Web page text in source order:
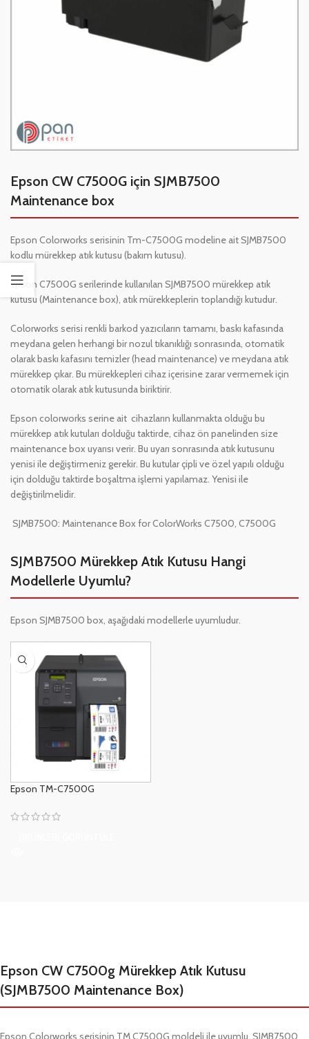
Epson CW C7500G için SJMB7500
Maintenance box
Epson Colorworks serisinin Tm-C7500G modeline ait SJMB7500
kodlu mürekkep atık kutusu (bakım kutusu).
Epson C7500G serilerinde kullanılan SJMB7500 mürekkep atık
kutusu (Maintenance box), atık mürekkeplerin toplandığı kutudur.
Colorworks serisi renkli barkod yazıcıların tamamı, baskı kafasında
meydana gelen herhangi bir nozul tıkanıklığı sonrasında, otomatik
olarak baskı kafasını temizler (head maintenance) ve meydana atık
mürekkep çıkar. Bu mürekkepleri cihaz içerisine zarar vermemek için
otomatik olarak atık kutusunda biriktirir.
Epson colorworks serine ait cihazların kullanmakta olduğu bu
mürekkep atık kutuları dolduğu taktirde, cihaz ön panelinden size
maintenance box uyarısı verir. Bu uyarı sonrasında atık kutusunu
yenisi ile değiştirmeniz gerekir. Bu kutular çipli ve özel yapılı olduğu
için dolduğu taktirde boşaltma işlemi yapılamaz. Yenisi ile
değiştirilmelidir.
SJMB7500: Maintenance Box for ColorWorks C7500, C7500G
SJMB7500 Mürekkep Atık Kutusu Hangi
Modellerle Uyumlu?
Epson SJMB7500 box, aşağıdaki modellerle uyumludur.
Epson TM-C7500G
Epson CW C7500g Mürekkep Atık Kutusu
(SJMB7500 Maintenance Box)
Epson Colorworks serisinin TM C7500G moldeli ile uyumlu, SJMB7500